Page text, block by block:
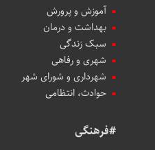
آموزش و پرورش
بهداشت و درمان
سبک زندگی
شهری و رفاهی
شهرداری و شورای شهر
حوادث، انتظامی
#فرهنگی